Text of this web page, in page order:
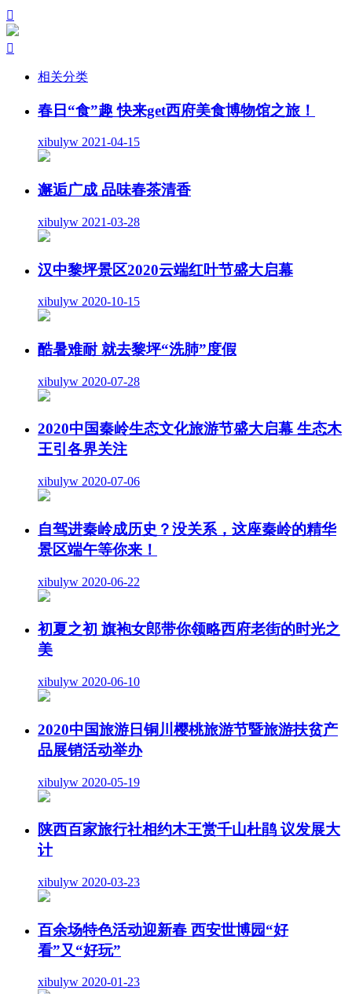


相关分类
春日“食”趣 快来get西府美食博物馆之旅！
xibulyw 2021-04-15
邂逅广成 品味春茶清香
xibulyw 2021-03-28
汉中黎坪景区2020云端红叶节盛大启幕
xibulyw 2020-10-15
酷暑难耐 就去黎坪“洗肺”度假
xibulyw 2020-07-28
2020中国秦岭生态文化旅游节盛大启幕 生态木
王引各界关注
xibulyw 2020-07-06
自驾进秦岭成历史？没关系，这座秦岭的精华
景区端午等你来！
xibulyw 2020-06-22
初夏之初 旗袍女郎带你领略西府老街的时光之
美
xibulyw 2020-06-10
2020中国旅游日铜川樱桃旅游节暨旅游扶贫产
品展销活动举办
xibulyw 2020-05-19
陕西百家旅行社相约木王赏千山杜鹃 议发展大
计
xibulyw 2020-03-23
百余场特色活动迎新春 西安世博园“好
看”又“好玩”
xibulyw 2020-01-23